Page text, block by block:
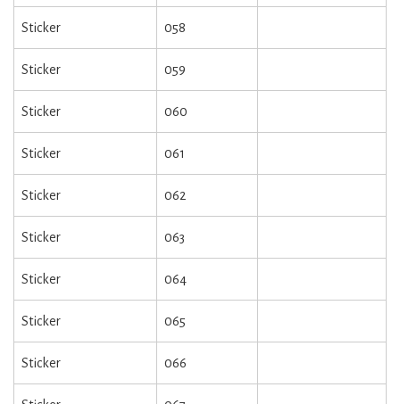
Sticker 058
Sticker 059
Sticker 060
Sticker 061
Sticker 062
Sticker 063
Sticker 064
Sticker 065
Sticker 066